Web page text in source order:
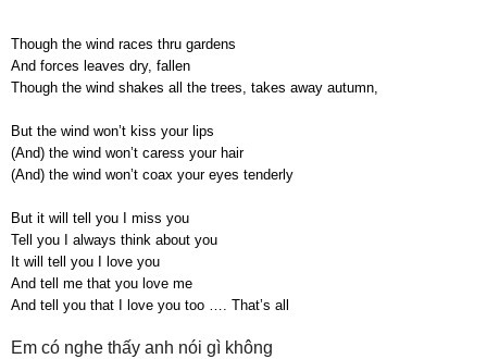
Though the wind races thru gardens
And forces leaves dry, fallen
Though the wind shakes all the trees, takes away autumn,
But the wind won’t kiss your lips
(And) the wind won’t caress your hair
(And) the wind won’t coax your eyes tenderly
But it will tell you I miss you
Tell you I always think about you
It will tell you I love you
And tell me that you love me
And tell you that I love you too …. That’s all
Em có nghe thấy anh nói gì không